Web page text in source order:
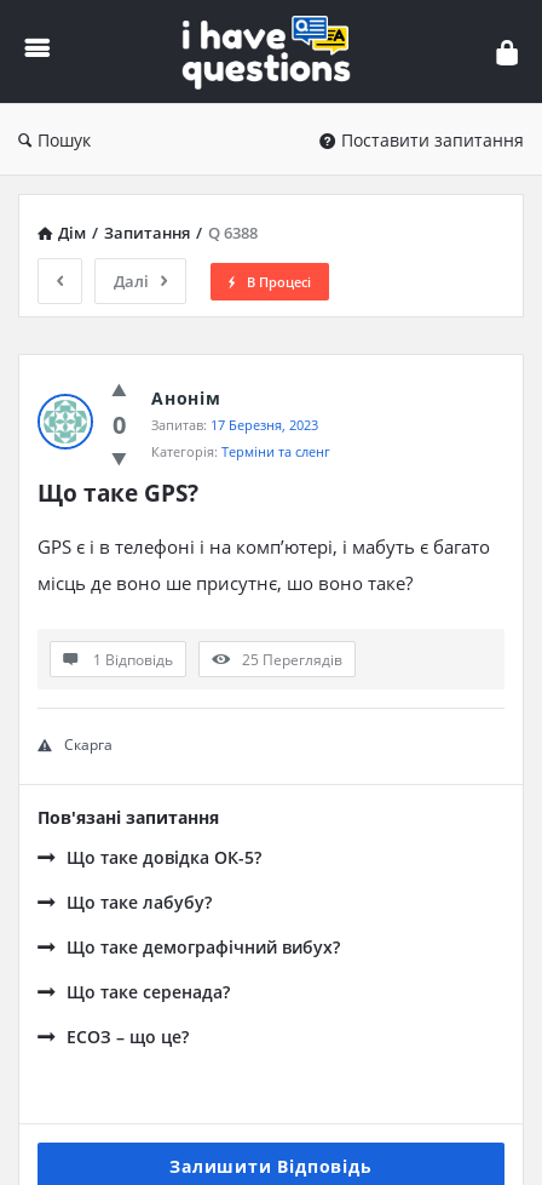
iHaveQuestions
Пошук Поставити запитання
Дім / Запитання / Q 6388
Далі В Процесі
0
Анонім
Запитав: 17 Березня, 2023
Категорія: Терміни та сленг
Що таке GPS?
GPS є і в телефоні і на комп’ютері, і мабуть є багато
місць де воно ше присутнє, шо воно таке?
1 Відповідь 25 Переглядів
Скарга
Пов'язані запитання
Що таке довідка ОК-5?
Що таке лабубу?
Що таке демографічний вибух?
Що таке серенада?
ЕСОЗ – що це?
Залишити Відповідь